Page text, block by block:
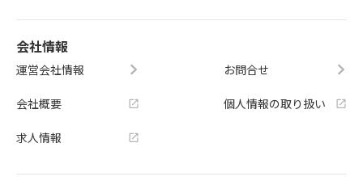
会社情報
運営会社情報
会社概要
求人情報
お問合せ
個人情報の取り扱い